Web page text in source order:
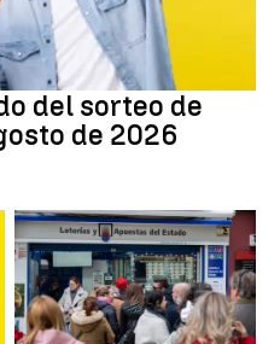
del sorteo de
de 2026
Loterías